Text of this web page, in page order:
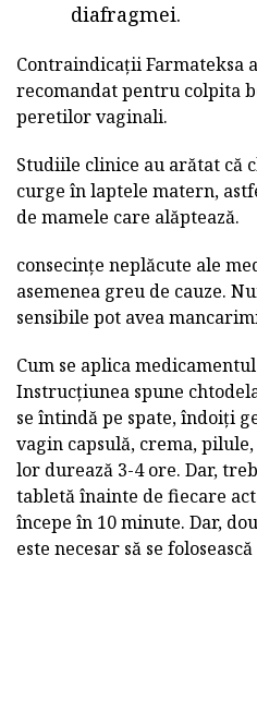
diafragmei.
Contraindicații Farmateksa
recomandat pentru colpita
peretilor vaginali.
Studiile clinice au arătat că
curge în laptele matern,
de mamele care alăptează.
consecințe neplăcute ale
asemenea greu de cauze.
sensibile pot avea
Cum se aplica
Instrucțiunea spune
se întindă pe spate, îndoiți
vagin capsulă, crema,
lor durează 3-4 ore. Dar,
tabletă înainte de fiecare
începe în 10 minute. Dar,
este necesar să se